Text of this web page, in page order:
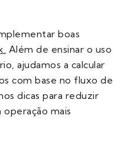
boas
Além de ensinar o uso
ajudamos a calcular
com base no fluxo de
dicas para reduzir
mais